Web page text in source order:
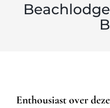
Enthousiast over